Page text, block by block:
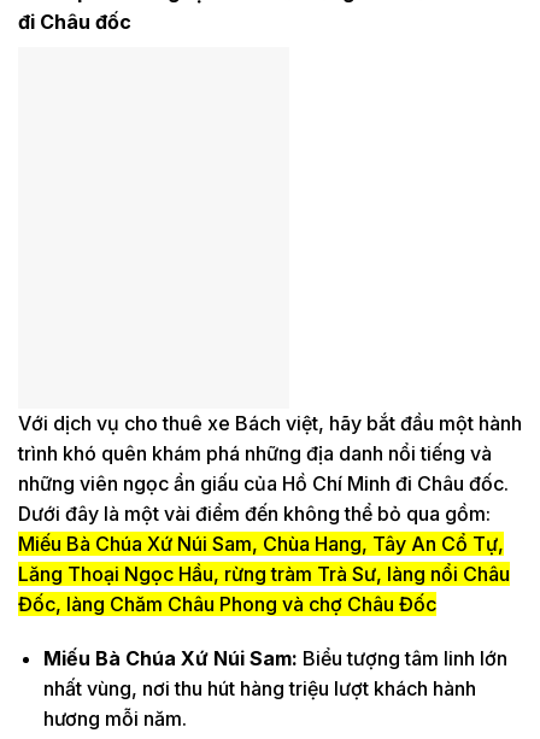
đi Châu đốc
Với dịch vụ cho thuê xe Bách việt, hãy bắt đầu một hành
trình khó quên khám phá những địa danh nổi tiếng và
những viên ngọc ẩn giấu của Hồ Chí Minh đi Châu đốc.
Dưới đây là một vài điểm đến không thể bỏ qua gồm:
Miếu Bà Chúa Xứ Núi Sam, Chùa Hang, Tây An Cổ Tự,
Lăng Thoại Ngọc Hầu, rừng tràm Trà Sư, làng nổi Châu
Đốc, làng Chăm Châu Phong và chợ Châu Đốc
Miếu Bà Chúa Xứ Núi Sam: Biểu tượng tâm linh lớn
nhất vùng, nơi thu hút hàng triệu lượt khách hành
hương mỗi năm.